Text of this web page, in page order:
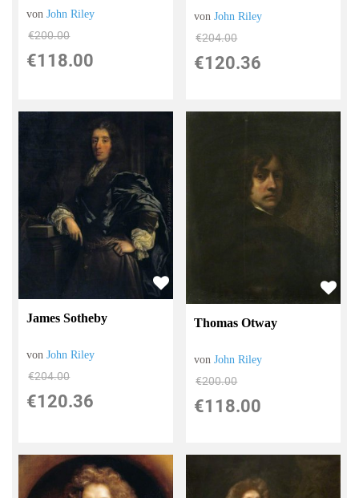
vonJohn Riley
€200.00
€118.00
vonJohn Riley
€204.00
€120.36
James Sotheby
vonJohn Riley
€204.00
€120.36
Thomas Otway
vonJohn Riley
€200.00
€118.00